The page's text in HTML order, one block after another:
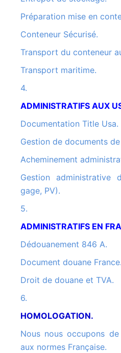
Préparation mise en
Conteneur Sécurisé.
Transport du conteneur
Transport maritime.
4.
ADMINISTRATIFS AUX
Documentation Title Usa.
Gestion de documents
Acheminement
Gestion administrative du véhicule (lever de
gage, PV).
5.
ADMINISTRATIFS EN
Dédouanement 846 A.
Document douane France.
Droit de douane et TVA.
6.
HOMOLOGATION.
Nous nous occupons de réaliser la conformité
aux normes Française.